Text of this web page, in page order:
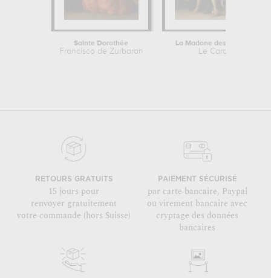
Sainte Dorothée
Francisco de Zurbaran
La Madone des palefreniers
Le Caravage
RETOURS GRATUITS
15 jours pour
renvoyer gratuitement
votre commande (hors Suisse)
PAIEMENT SÉCURISÉ
par carte bancaire, Paypal
ou virement bancaire avec
cryptage des données
bancaires